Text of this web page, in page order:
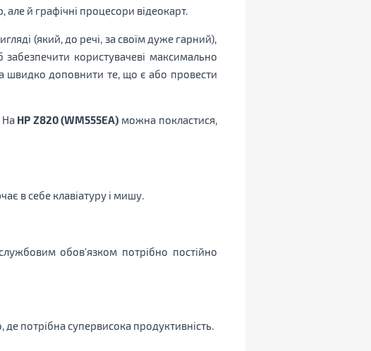
й графічні процесори відеокарт.
(який, до речі, за своїм дуже гарний),
користувачеві максимально
швидко доповнити те, що є або провести
На HP Z820 (WM555EA) можна покластися,
в себе клавіатуру і мишу.
обов'язком потрібно постійно
потрібна супервисока продуктивність.